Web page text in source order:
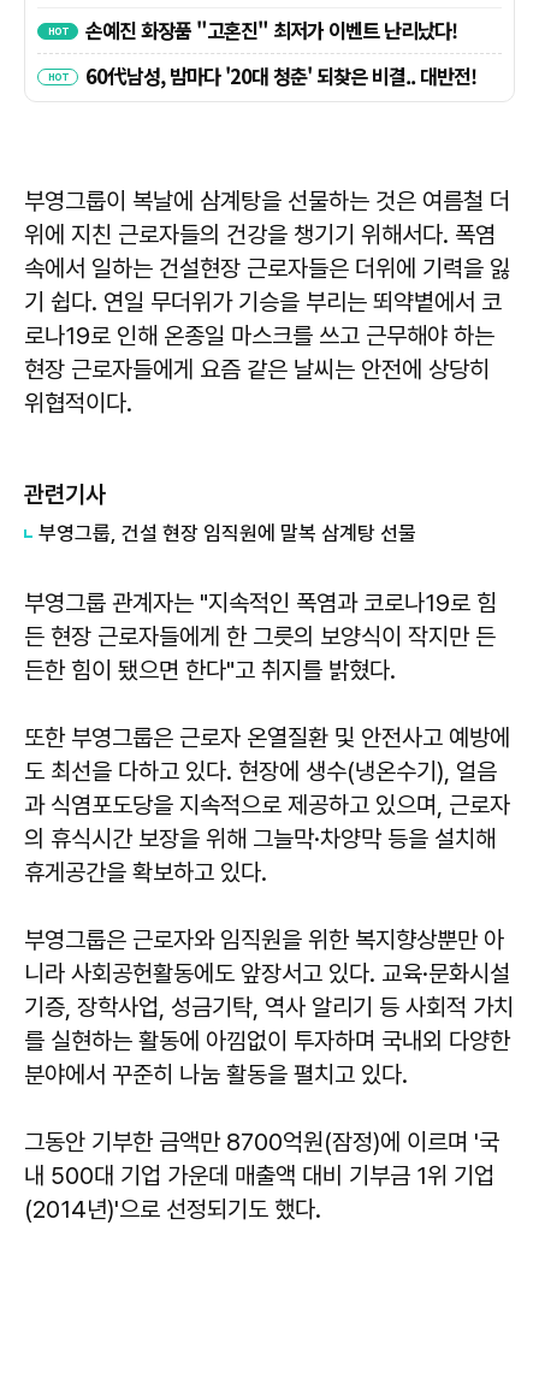
부영그룹이 복날에 삼계탕을 선물하는 것은 여름철 더
위에 지친 근로자들의 건강을 챙기기 위해서다. 폭염
속에서 일하는 건설현장 근로자들은 더위에 기력을 잃
기 쉽다. 연일 무더위가 기승을 부리는 뙤약볕에서 코
로나19로 인해 온종일 마스크를 쓰고 근무해야 하는
현장 근로자들에게 요즘 같은 날씨는 안전에 상당히
위협적이다.
관련기사
부영그룹, 건설 현장 임직원에 말복 삼계탕 선물
부영그룹 관계자는 "지속적인 폭염과 코로나19로 힘
든 현장 근로자들에게 한 그릇의 보양식이 작지만 든
든한 힘이 됐으면 한다"고 취지를 밝혔다.
또한 부영그룹은 근로자 온열질환 및 안전사고 예방에
도 최선을 다하고 있다. 현장에 생수(냉온수기), 얼음
과 식염포도당을 지속적으로 제공하고 있으며, 근로자
의 휴식시간 보장을 위해 그늘막·차양막 등을 설치해
휴게공간을 확보하고 있다.
부영그룹은 근로자와 임직원을 위한 복지향상뿐만 아
니라 사회공헌활동에도 앞장서고 있다. 교육·문화시설
기증, 장학사업, 성금기탁, 역사 알리기 등 사회적 가치
를 실현하는 활동에 아낌없이 투자하며 국내외 다양한
분야에서 꾸준히 나눔 활동을 펼치고 있다.
그동안 기부한 금액만 8700억원(잠정)에 이르며 '국
내 500대 기업 가운데 매출액 대비 기부금 1위 기업
(2014년)'으로 선정되기도 했다.